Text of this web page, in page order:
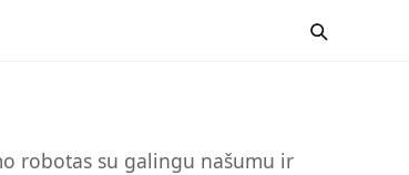
robotas su galingu našumu ir